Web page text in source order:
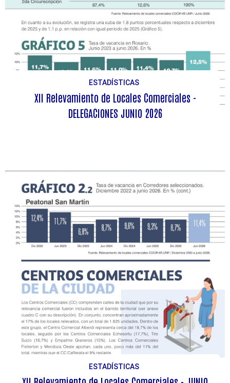
ESTADÍSTICAS
XII Relevamiento de Locales Comerciales -
DELEGACIONES JUNIO 2026
ESTADÍSTICAS